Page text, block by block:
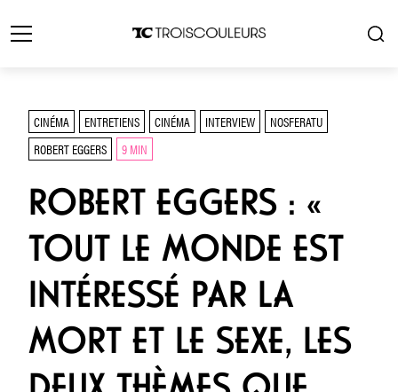
CINÉMA ENTRETIENS CINÉMA INTERVIEW
NOSFERATU
ROBERT EGGERS
9 MIN
ROBERT EGGERS : «
TOUT LE MONDE EST
INTÉRESSÉ PAR LA
MORT ET LE SEXE, LES